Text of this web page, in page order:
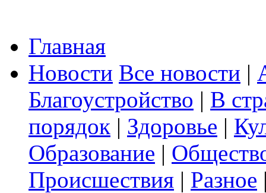
Главная
Новости Все новости |
Благоустройство | В
порядок | Здоровье |
Образование |
Происшествия | Разное